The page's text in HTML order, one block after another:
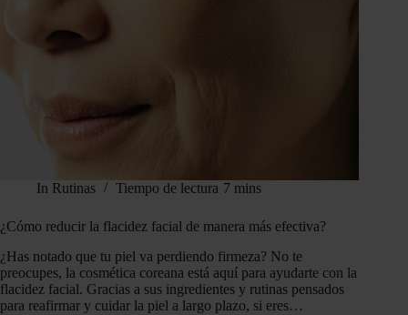
In Rutinas Tiempo de lectura 7 mins
¿Cómo reducir la flacidez facial de manera más efectiva?
¿Has notado que tu piel va perdiendo firmeza? No te
preocupes, la cosmética coreana está aquí para ayudarte con la
flacidez facial. Gracias a sus ingredientes y rutinas pensados
para reafirmar y cuidar la piel a largo plazo, si eres…